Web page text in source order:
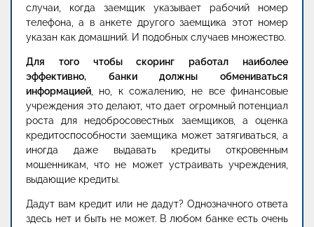
случаи, когда заемщик указывает рабочий номер
телефона, а в анкете другого заемщика этот номер
указан как домашний. И подобных случаев множество.
Для того чтобы скоринг работал наиболее
эффективно, банки должны обмениваться
информацией, но, к сожалению, не все финансовые
учреждения это делают, что дает огромный потенциал
роста для недобросовестных заемщиков, а оценка
кредитоспособности заемщика может затягиваться, а
иногда даже выдавать кредиты откровенным
мошенникам, что не может устраивать учреждения,
выдающие кредиты.
Дадут вам кредит или не дадут? Однозначного ответа
здесь нет и быть не может. В любом банке есть очень